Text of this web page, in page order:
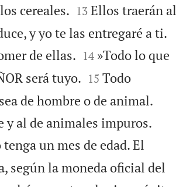
cereales.
13 Ellos traerán al
y yo te las entregaré a ti.
de ellas.
14 »Todo lo que
será tuyo.
15 Todo
de hombre o de animal.
y al de animales impuros.
un mes de edad. El
según la moneda oficial del